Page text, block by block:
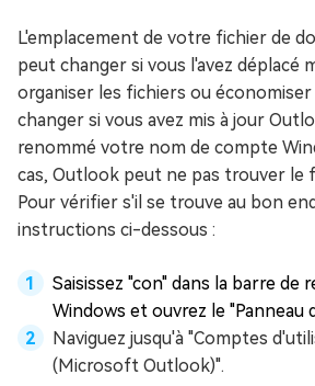
L'emplacement de votre fichier de
peut changer si vous l'avez déplacé
organiser les fichiers ou
changer si vous avez mis à jour
renommé votre nom de compte
cas, Outlook peut ne pas trouver le
Pour vérifier s'il se trouve au bon
instructions ci-dessous :
Saisissez "con" dans la barre de
Windows et ouvrez le "Panneau
Naviguez jusqu'à "Comptes
(Microsoft Outlook)".